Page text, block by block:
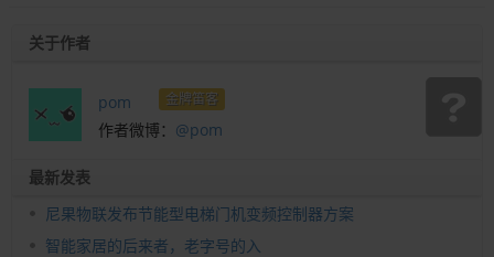
关于作者
pom 金牌笛客
作者微博： @pom
最新发表
尼果物联发布节能型电梯门机变频控制器方案
智能家居的后来者，老字号的入